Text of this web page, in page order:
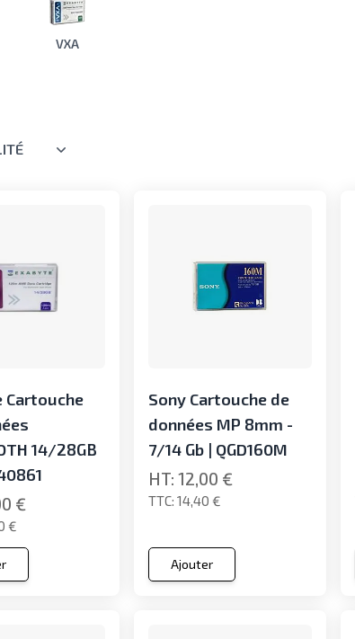
VXA
Cartouche
14/28GB
€
€
Sony Cartouche de
données MP 8mm -
7/14 Gb | QGD160M
14,40 €
12,00 €
Ajouter